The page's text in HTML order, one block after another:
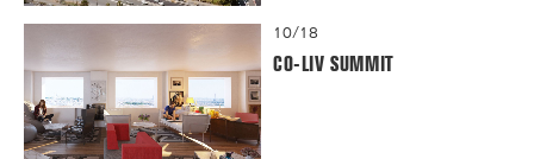
10/18
CO-LIV SUMMIT